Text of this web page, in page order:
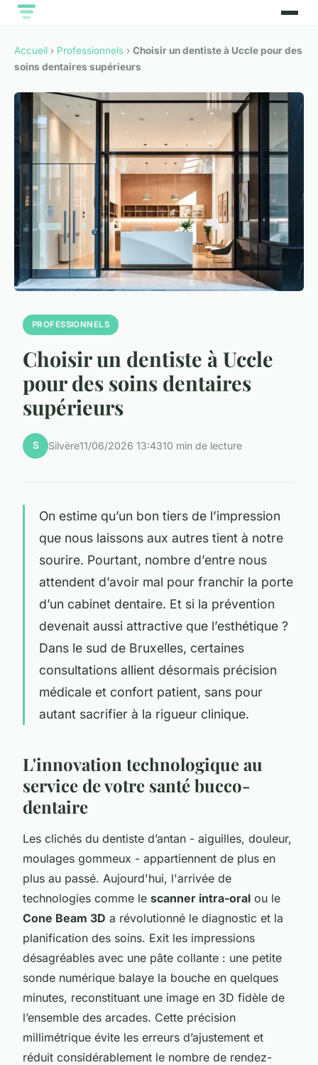
Accueil › Professionnels › Choisir un dentiste à Uccle pour des
soins dentaires supérieurs
PROFESSIONNELS
Choisir un dentiste à Uccle
pour des soins dentaires
supérieurs
S Silvère11/06/2026 13:4310 min de lecture
On estime qu’un bon tiers de l’impression
que nous laissons aux autres tient à notre
sourire. Pourtant, nombre d’entre nous
attendent d’avoir mal pour franchir la porte
d’un cabinet dentaire. Et si la prévention
devenait aussi attractive que l’esthétique ?
Dans le sud de Bruxelles, certaines
consultations allient désormais précision
médicale et confort patient, sans pour
autant sacrifier à la rigueur clinique.
L'innovation technologique au
service de votre santé bucco-
dentaire
Les clichés du dentiste d’antan - aiguilles, douleur,
moulages gommeux - appartiennent de plus en
plus au passé. Aujourd'hui, l'arrivée de
technologies comme le scanner intra-oral ou le
Cone Beam 3D a révolutionné le diagnostic et la
planification des soins. Exit les impressions
désagréables avec une pâte collante : une petite
sonde numérique balaye la bouche en quelques
minutes, reconstituant une image en 3D fidèle de
l’ensemble des arcades. Cette précision
millimétrique évite les erreurs d’ajustement et
réduit considérablement le nombre de rendez-